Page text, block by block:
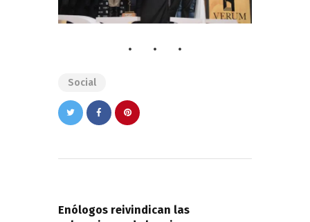
Social
entradas
Enólogos reivindican las